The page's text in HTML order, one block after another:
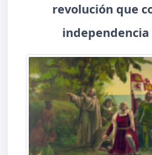
revolución que
independencia